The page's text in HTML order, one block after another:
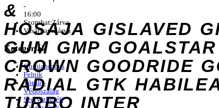
&
HOSAJA GISLAVED
GUM GMP GOALSTAR
CROWN GOODRIDE
RADIAL GTK
TURBO INTER
-
16:00
Szombat:Zárva
Vasárnap:Zárva
Kategóriák
Gumiabroncs
Felnik
Tömlő-
Védőszalag
Szervizkerék